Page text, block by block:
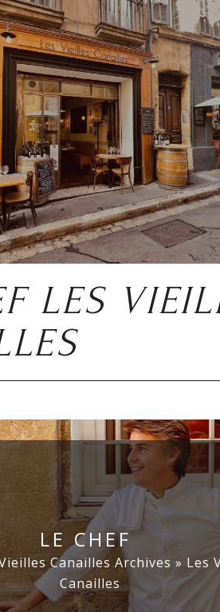
LES
LE CHEF
Canailles Archives » Les
Canailles